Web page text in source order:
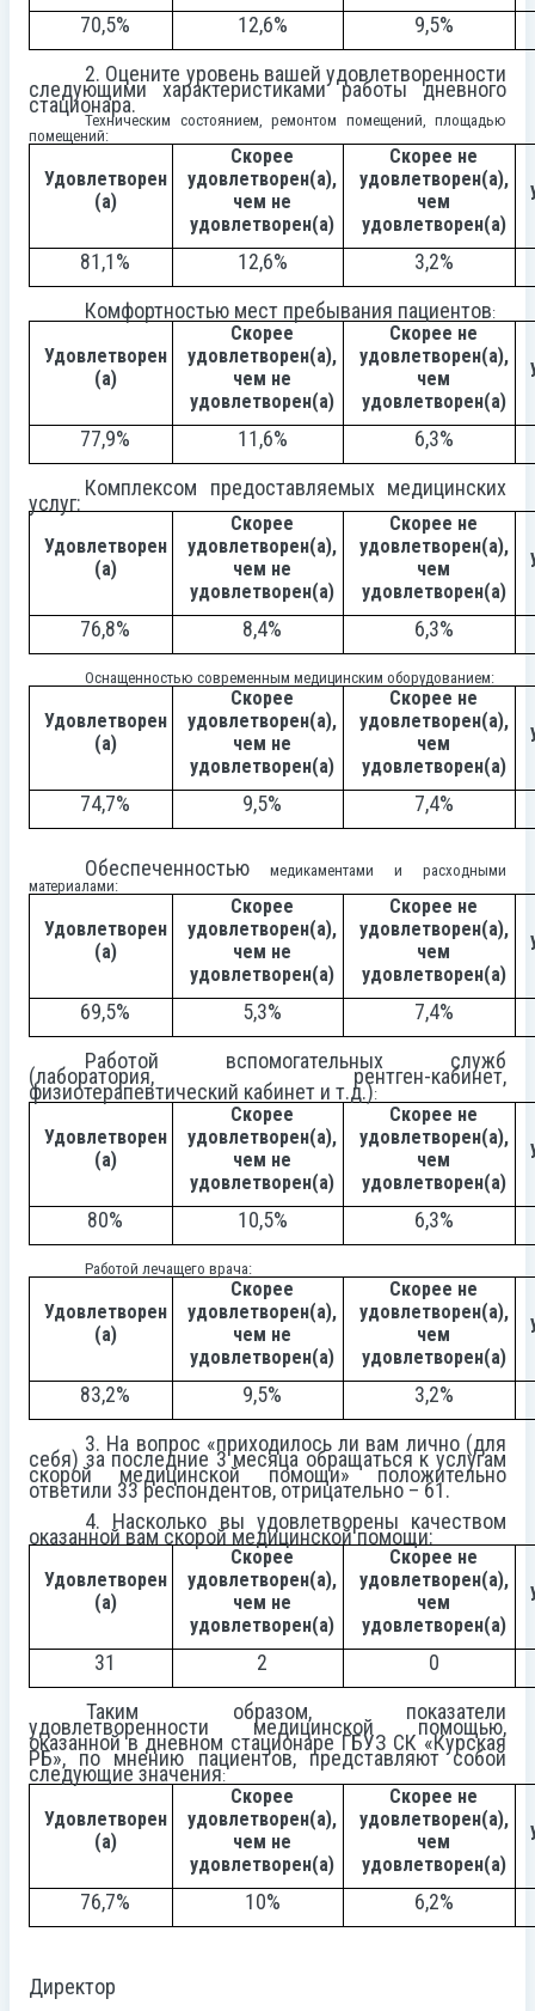
70,5% 12,6%
9,5%
2. Оцените уровень вашей удовлетворенности
следующими характеристиками работы дневного
стационара.
Техническим состоянием, ремонтом помещений, площадью
помещений:
Удовлетворен
(а)
Скорее
удовлетворен(а),
чем не
удовлетворен(а)
Скорее не
удовлетворен(а),
чем
удовлетворен(а)
81,1% 12,6%
3,2%
Комфортностью мест пребывания пациентов:
Удовлетворен
(а)
Скорее
удовлетворен(а),
чем не
удовлетворен(а)
Скорее не
удовлетворен(а),
чем
удовлетворен(а)
77,9% 11,6%
6,3%
Комплексом предоставляемых медицинских
услуг:
Удовлетворен
(а)
Скорее
удовлетворен(а),
чем не
удовлетворен(а)
Скорее не
удовлетворен(а),
чем
удовлетворен(а)
76,8% 8,4% 6,3%
Оснащенностью современным медицинским оборудованием:
Удовлетворен
(а)
Скорее
удовлетворен(а),
чем не
удовлетворен(а)
Скорее не
удовлетворен(а),
чем
удовлетворен(а)
74,7% 9,5% 7,4%
Обеспеченностью медикаментами и расходными
материалами:
Удовлетворен
(а)
Скорее
удовлетворен(а),
чем не
удовлетворен(а)
Скорее не
удовлетворен(а),
чем
удовлетворен(а)
69,5% 5,3%
7,4%
Работой вспомогательных служб
(лаборатория, рентген-кабинет,
физиотерапевтический кабинет и т.д.):
Удовлетворен
(а)
Скорее
удовлетворен(а),
чем не
удовлетворен(а)
Скорее не
удовлетворен(а),
чем
удовлетворен(а)
80% 10,5% 6,3%
Работой лечащего врача:
Удовлетворен
(а)
Скорее
удовлетворен(а),
чем не
удовлетворен(а)
Скорее не
удовлетворен(а),
чем
удовлетворен(а)
83,2% 9,5%
3,2%
3. На вопрос «приходилось ли вам лично (для
себя) за последние 3 месяца обращаться к услугам
скорой медицинской помощи» положительно
ответили 33 респондентов, отрицательно – 61.
4. Насколько вы удовлетворены качеством
оказанной вам скорой медицинской помощи:
Удовлетворен
(а)
Скорее
удовлетворен(а),
чем не
удовлетворен(а)
Скорее не
удовлетворен(а),
чем
удовлетворен(а)
31 2
0
Таким образом, показатели
удовлетворенности медицинской помощью,
оказанной в дневном стационаре ГБУЗ СК «Курская
РБ», по мнению пациентов, представляют собой
следующие значения:
Удовлетворен
(а)
Скорее
удовлетворен(а),
чем не
удовлетворен(а)
Скорее не
удовлетворен(а),
чем
удовлетворен(а)
76,7% 10% 6,2%
Директор